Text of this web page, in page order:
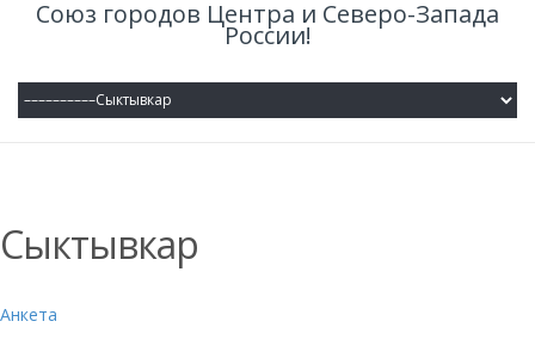
Союз городов Центра и Северо-Запада
России!
Сыктывкар
Анкета